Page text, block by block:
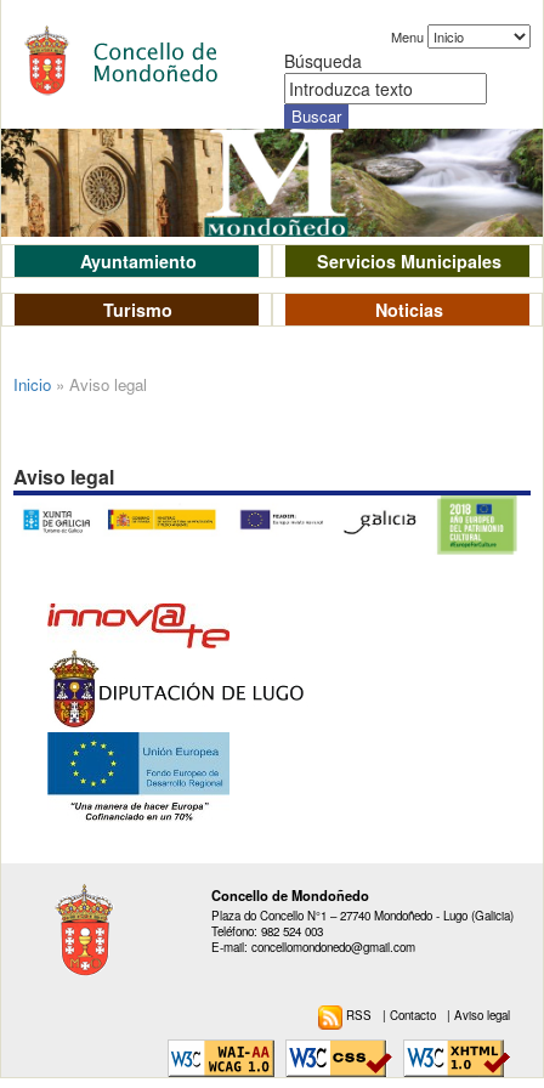
Menu
Búsqueda
Ayuntamiento
Servicios Municipales
Turismo
Noticias
Inicio » Aviso legal
Aviso legal
Concello de Mondoñedo
Plaza do Concello N°1 – 27740 Mondoñedo - Lugo (Galicia)
Teléfono: 982 524 003
E-mail: concellomondonedo@gmail.com
RSS |Contacto |Aviso legal